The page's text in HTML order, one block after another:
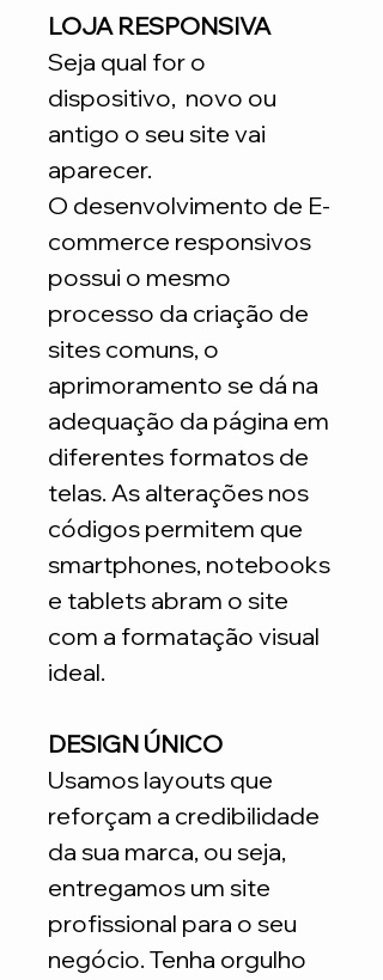
LOJA RESPONSIVA
Seja qual for o
dispositivo, novo ou
antigo o seu site vai
aparecer.
O desenvolvimento de E-
commerce responsivos
possui o mesmo
processo da criação de
sites comuns, o
aprimoramento se dá na
adequação da página em
diferentes formatos de
telas. As alterações nos
códigos permitem que
smartphones, notebooks
e tablets abram o site
com a formatação visual
ideal.
DESIGN ÚNICO
Usamos layouts que
reforçam a credibilidade
da sua marca, ou seja,
entregamos um site
profissional para o seu
negócio. Tenha orgulho